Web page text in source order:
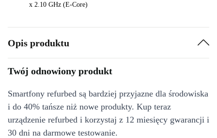
x 2.10 GHz (E-Core)
Opis produktu
Twój odnowiony produkt
Smartfony refurbed są bardziej przyjazne dla środowiska
i do 40% tańsze niż nowe produkty. Kup teraz
urządzenie refurbed i korzystaj z 12 miesięcy gwarancji i
30 dni na darmowe testowanie.